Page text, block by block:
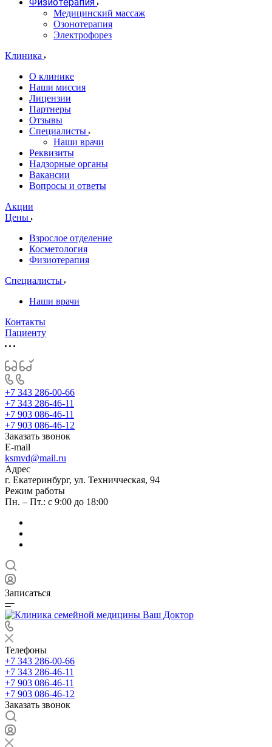
Медицинский массаж
Озонотерапия
Электрофорез
Клиника
О клинике
Наши миссия
Лицензии
Партнеры
Отзывы
Специалисты
Наши врачи
Реквизиты
Надзорные органы
Вакансии
Вопросы и ответы
Акции
Цены
Взрослое отделение
Косметология
Физиотерапия
Специалисты
Наши врачи
Контакты
Пациенту
+7 343 286-00-66
+7 343 286-46-11
+7 903 086-46-11
+7 903 086-46-12
Заказать звонок
E-mail
ksmvd@mail.ru
Адрес
г. Екатеринбург, ул. Техничческая, 94
Режим работы
Пн. – Пт.: с 9:00 до 18:00
Записаться
Телефоны
+7 343 286-00-66
+7 343 286-46-11
+7 903 086-46-11
+7 903 086-46-12
Заказать звонок